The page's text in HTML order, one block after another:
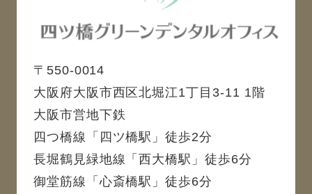
〒550-0014
大阪府大阪市西区北堀江1丁目3-11 1階
大阪市営地下鉄
四つ橋線「四ツ橋駅」徒歩2分
長堀鶴見緑地線「西大橋駅」徒歩6分
御堂筋線「心斎橋駅」徒歩6分